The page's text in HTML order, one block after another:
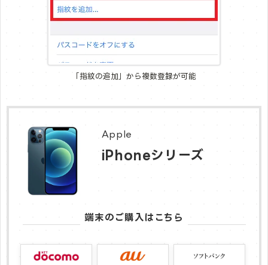
「指紋の追加」から複数登録が可能
Apple
iPhoneシリーズ
端末のご購入はこちら